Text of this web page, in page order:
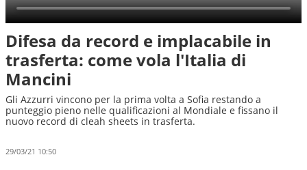
Difesa da record e implacabile in
trasferta: come vola l'Italia di
Mancini
Gli Azzurri vincono per la prima volta a Sofia restando a
punteggio pieno nelle qualificazioni al Mondiale e fissano il
nuovo record di cleah sheets in trasferta.
29/03/21 10:50